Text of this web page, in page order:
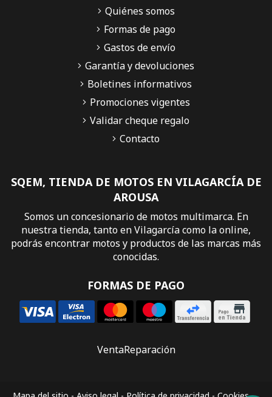
SQEM, TIENDA DE MOTOS EN VILAGARCÍA DE
AROUSA
Somos un concesionario de motos multimarca. En
nuestra tienda, tanto en Vilagarcía como la online,
podrás encontrar motos y productos de las marcas más
conocidas.
FORMAS DE PAGO
Quiénes somos
Formas de pago
Gastos de envío
Garantía y devoluciones
Boletines informativos
Promociones vigentes
Validar cheque regalo
Contacto
VentaReparación